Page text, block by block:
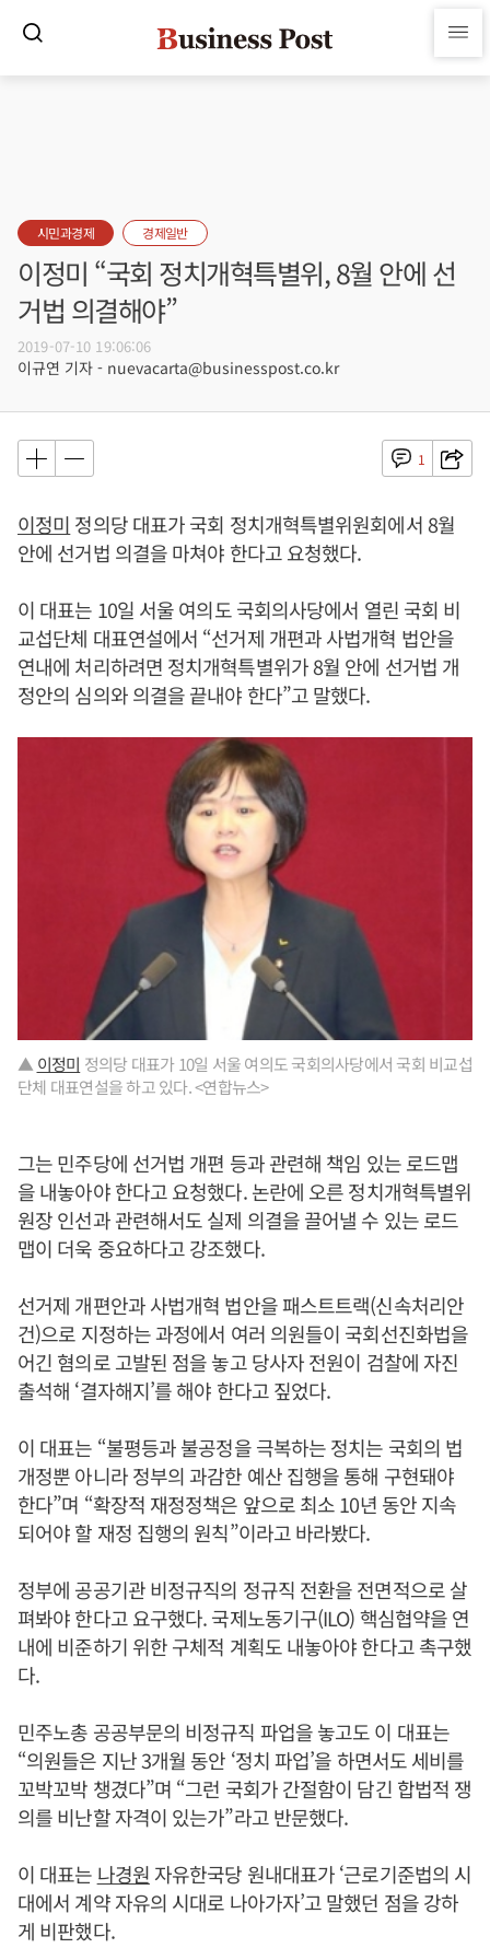
시민과경제 경제일반
이정미 “국회 정치개혁특별위, 8월 안에 선
거법 의결해야”
2019-07-10 19:06:06
이규연 기자 - nuevacarta@businesspost.co.kr
1
이정미 정의당 대표가 국회 정치개혁특별위원회에서 8월
안에 선거법 의결을 마쳐야 한다고 요청했다.
이 대표는 10일 서울 여의도 국회의사당에서 열린 국회 비
교섭단체 대표연설에서 “선거제 개편과 사법개혁 법안을
연내에 처리하려면 정치개혁특별위가 8월 안에 선거법 개
정안의 심의와 의결을 끝내야 한다”고 말했다.
▲이정미 정의당 대표가 10일 서울 여의도 국회의사당에서 국회 비교섭
단체 대표연설을 하고 있다. <연합뉴스>
그는 민주당에 선거법 개편 등과 관련해 책임 있는 로드맵
을 내놓아야 한다고 요청했다. 논란에 오른 정치개혁특별위
원장 인선과 관련해서도 실제 의결을 끌어낼 수 있는 로드
맵이 더욱 중요하다고 강조했다.
선거제 개편안과 사법개혁 법안을 패스트트랙(신속처리안
건)으로 지정하는 과정에서 여러 의원들이 국회선진화법을
어긴 혐의로 고발된 점을 놓고 당사자 전원이 검찰에 자진
출석해 ‘결자해지’를 해야 한다고 짚었다.
이 대표는 “불평등과 불공정을 극복하는 정치는 국회의 법
개정뿐 아니라 정부의 과감한 예산 집행을 통해 구현돼야
한다”며 “확장적 재정정책은 앞으로 최소 10년 동안 지속
되어야 할 재정 집행의 원칙”이라고 바라봤다.
정부에 공공기관 비정규직의 정규직 전환을 전면적으로 살
펴봐야 한다고 요구했다. 국제노동기구(ILO) 핵심협약을 연
내에 비준하기 위한 구체적 계획도 내놓아야 한다고 촉구했
다.
민주노총 공공부문의 비정규직 파업을 놓고도 이 대표는
“의원들은 지난 3개월 동안 ‘정치 파업’을 하면서도 세비를
꼬박꼬박 챙겼다”며 “그런 국회가 간절함이 담긴 합법적 쟁
의를 비난할 자격이 있는가”라고 반문했다.
이 대표는 나경원 자유한국당 원내대표가 ‘근로기준법의 시
대에서 계약 자유의 시대로 나아가자’고 말했던 점을 강하
게 비판했다.